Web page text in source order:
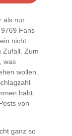
als nur
Fans
nicht
Zufall. Zum
was
wollen.
habt,
von
ganz so